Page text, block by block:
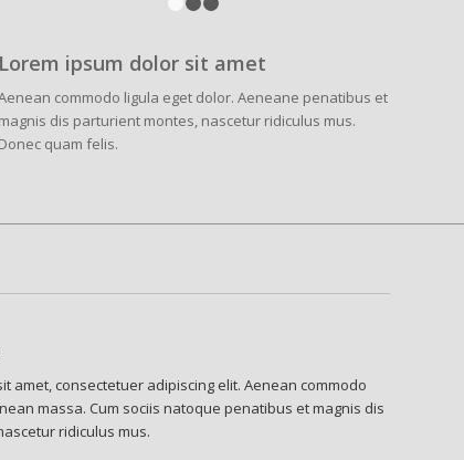
Lorem ipsum dolor sit amet
commodo ligula eget dolor. Aeneane penatibus et
magnis dis parturient montes, nascetur ridiculus mus.
Donec quam felis.
amet, consectetuer adipiscing elit. Aenean commodo
massa. Cum sociis natoque penatibus et magnis dis
ridiculus mus.